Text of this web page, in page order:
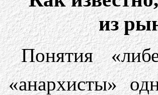
из
Понятия
«анархисты»